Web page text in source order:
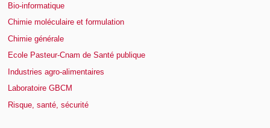
Bio-informatique
Chimie moléculaire et formulation
Chimie générale
Ecole Pasteur-Cnam de Santé publique
Industries agro-alimentaires
Laboratoire GBCM
Risque, santé, sécurité